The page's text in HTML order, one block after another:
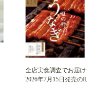
全店実食調査でお届
2026年7月15日発売